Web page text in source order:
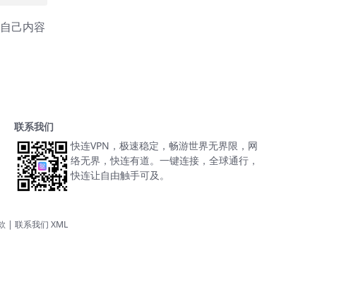
己内容
联系我们
快连VPN，极速稳定，畅游世界无界限，网
络无界，快连有道。一键连接，全球通行，
快连让自由触手可及。
| 联系我们 XML